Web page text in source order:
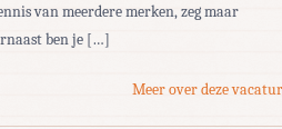
van meerdere merken, zeg maar
ben je […]
Meer over deze